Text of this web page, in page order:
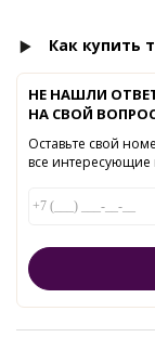
Как купить
НЕ НАШЛИ
НА СВОЙ
Оставьте свой
все интересующие